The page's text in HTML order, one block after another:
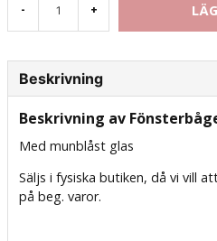
- +
Beskrivning
Beskrivning av
Med munblåst glas
Säljs i fysiska butiken, då vi vill
på beg. varor.